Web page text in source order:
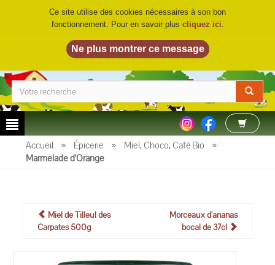
LA FERME DU BIO©
Accueil » Épicerie » Miel, Choco, Café Bio
»
Marmelade d'Orange
Miel de Tilleul des
Carpates 500g
Morceaux d'ananas
bocal de 37cl
Ce site utilise des cookies nécessaires à son bon
fonctionnement. Pour en savoir plus cliquez ici.